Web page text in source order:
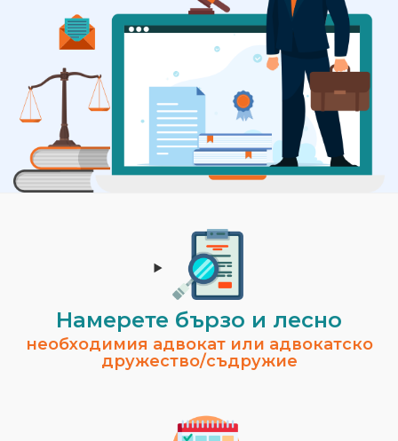
Намерете бързо и лесно
необходимия адвокат или адвокатско
дружество/съдружие